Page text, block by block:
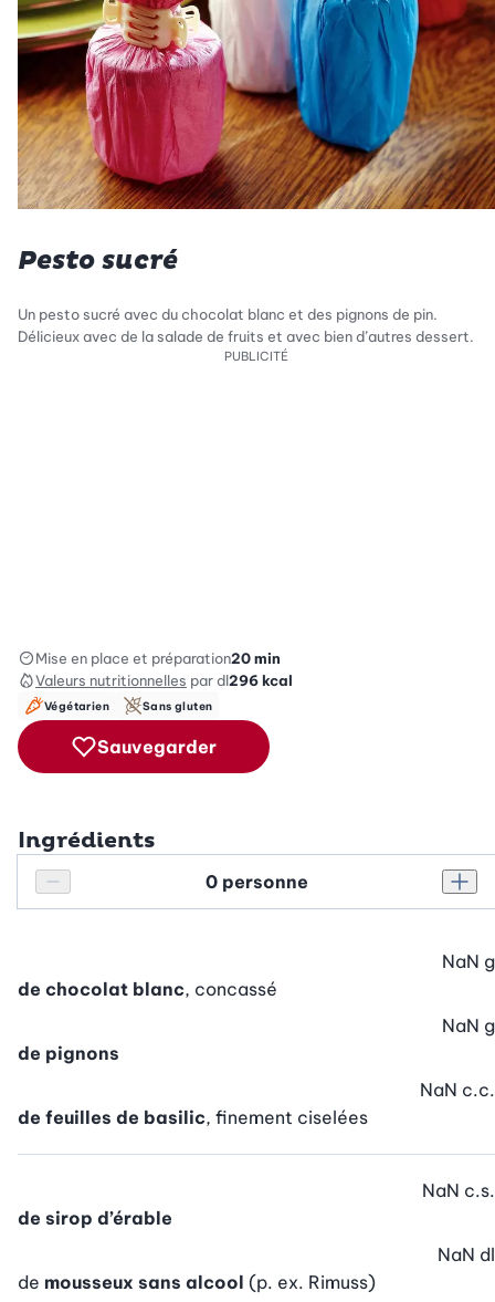
Pesto sucré
Un pesto sucré avec du chocolat blanc et des pignons de pin.
Délicieux avec de la salade de fruits et avec bien d’autres dessert.
PUBLICITÉ
Mise en place et préparation20 min
Valeurs nutritionnelles par dl296kcal
Végétarien Sans gluten
Sauvegarder
Ingrédients
Réduire le nombre de personnes
Personnes
de chocolat blanc, concassé
NaN g
de pignons
NaN g
de feuilles de basilic, finement ciselées
NaN c.c.
de sirop d’érable
NaN c.s.
de mousseux sans alcool (p. ex. Rimuss)
NaN dl